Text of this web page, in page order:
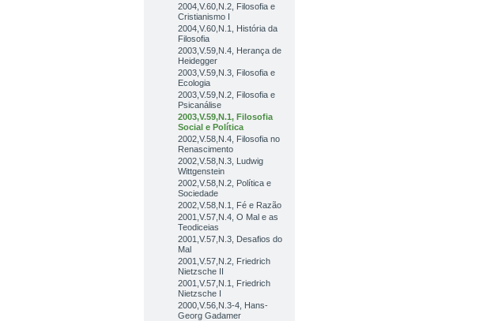
2004,V.60,N.2, Filosofia e
Cristianismo I
2004,V.60,N.1, História da
Filosofia
2003,V.59,N.4, Herança de
Heidegger
2003,V.59,N.3, Filosofia e
Ecologia
2003,V.59,N.2, Filosofia e
Psicanálise
2003,V.59,N.1, Filosofia
Social e Política
2002,V.58,N.4, Filosofia no
Renascimento
2002,V.58,N.3, Ludwig
Wittgenstein
2002,V.58,N.2, Política e
Sociedade
2002,V.58,N.1, Fé e Razão
2001,V.57,N.4, O Mal e as
Teodiceias
2001,V.57,N.3, Desafios do
Mal
2001,V.57,N.2, Friedrich
Nietzsche II
2001,V.57,N.1, Friedrich
Nietzsche I
2000,V.56,N.3-4, Hans-
Georg Gadamer